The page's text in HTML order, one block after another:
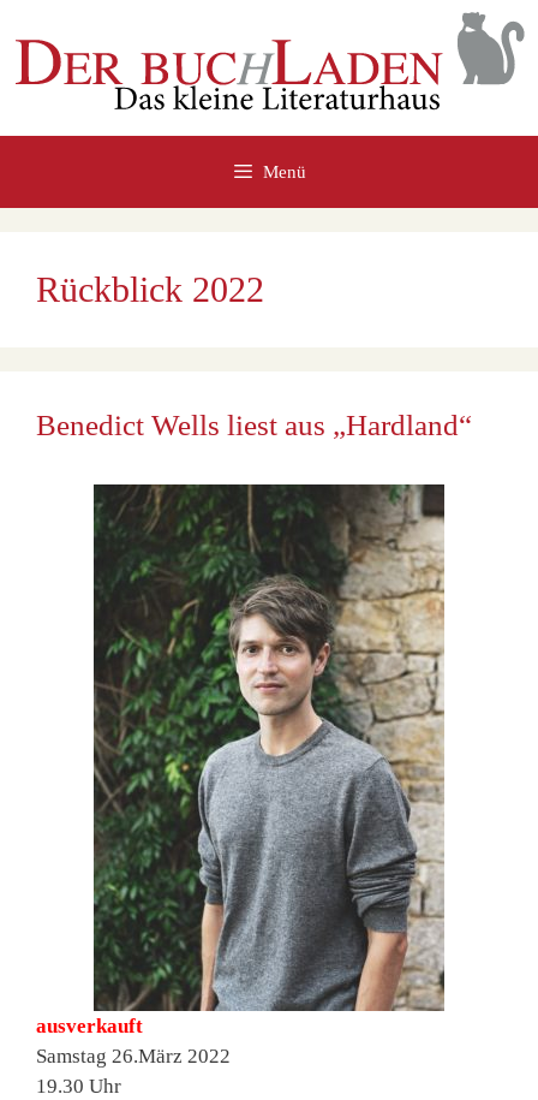
Inhalt
springen
Menü
Rückblick 2022
Benedict Wells liest aus „Hardland“
ausverkauft
Samstag 26.März 2022
19.30 Uhr